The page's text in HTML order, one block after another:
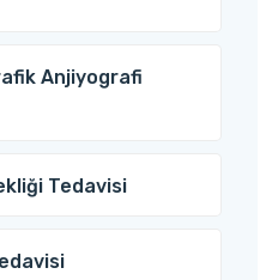
Anjiyografi
Tedavisi